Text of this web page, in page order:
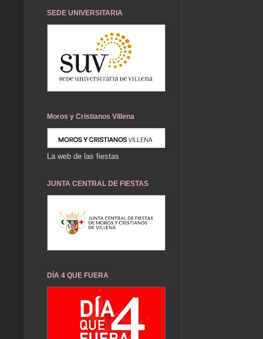
SEDE UNIVERSITARIA
Moros y Cristianos Villena
La web de las fiestas
JUNTA CENTRAL DE FIESTAS
DÍA 4 QUE FUERA